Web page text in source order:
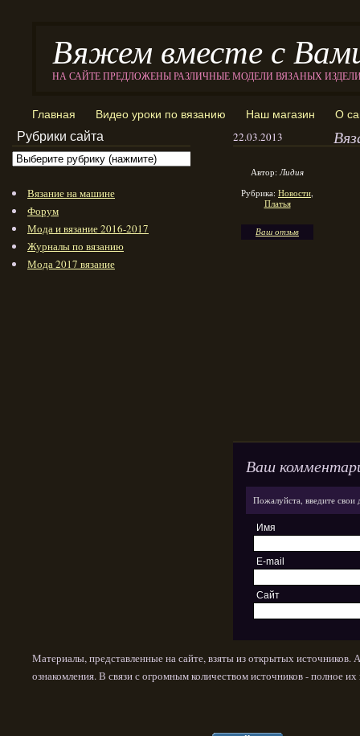
Вяжем вместе с
НА САЙТЕ ПРЕДЛОЖЕНЫ РАЗЛИЧНЫЕ МОДЕЛИ ВЯЗАНЫХ
Главная Видео уроки по вязанию Наш магазин О
22.03.2013
Автор:Лидия
Рубрика: Новости,
Платья
Ваш отзыв
Ваш
Пожалуйста, введите
Имя
E-mail
Сайт
Рубрики сайта
Вязание на машине
Форум
Мода и вязание 2016-2017
Журналы по вязанию
Мода 2017 вязание
Материалы, представленные на сайте, взяты из открытых
ознакомления. В связи с огромным количеством источников - полное